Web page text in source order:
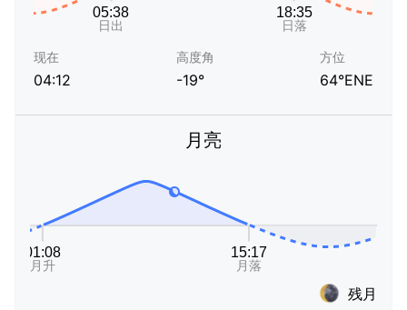
现在
04:12
高度角
-19°
方位
64°ENE
月亮
残月